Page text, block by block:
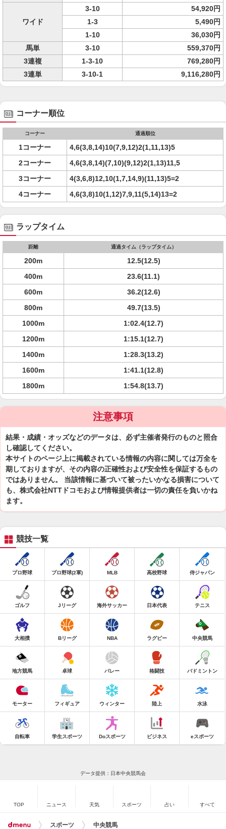
ワイド
3-10
54,920円
1-3
5,490円
1-10
36,030円
馬単
3-10
559,370円
3連複
1-3-10
769,280円
3連単
3-10-1 9,116,280円
コーナー順位
コーナー 通過順位
1コーナー
4,6(3,8,14)10(7,9,12)2(1,11,13)5
2コーナー
4,6(3,8,14)(7,10)(9,12)2(1,13)11,5
3コーナー
4(3,6,8)12,10(1,7,14,9)(11,13)5=2
4コーナー
4,6(3,8)10(1,12)7,9,11(5,14)13=2
ラップタイム
距離 通過タイム（ラップタイム）
200m
12.5(12.5)
400m
23.6(11.1)
600m
36.2(12.6)
800m
49.7(13.5)
1000m
1:02.4(12.7)
1200m
1:15.1(12.7)
1400m
1:28.3(13.2)
1600m
1:41.1(12.8)
1800m
1:54.8(13.7)
注意事項
結果・成績・オッズなどのデータは、必ず主催者発行のものと照合
し確認してください。
本サイトのページ上に掲載されている情報の内容に関しては万全を
期しておりますが、その内容の正確性および安全性を保証するもの
ではありません。 当該情報に基づいて被ったいかなる損害について
も、株式会社NTTドコモおよび情報提供者は一切の責任を負いかね
ます。
競技一覧
プロ野球 プロ野球(2軍) MLB 高校野球 侍ジャパン
ゴルフ Jリーグ 海外サッカー 日本代表 テニス
大相撲 Bリーグ NBA ラグビー 中央競馬
地方競馬 卓球 バレー 格闘技 バドミントン
モーター フィギュア ウィンター 陸上 水泳
自転車 学生スポーツ Doスポーツ ビジネス eスポーツ
データ提供：日本中央競馬会
TOP ニュース 天気 スポーツ 占い すべて
スポーツ 中央競馬